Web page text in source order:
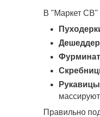
В "Маркет СВ"
Правильно